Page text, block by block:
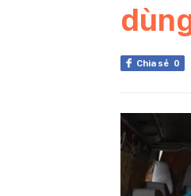
Chia sẻ 0